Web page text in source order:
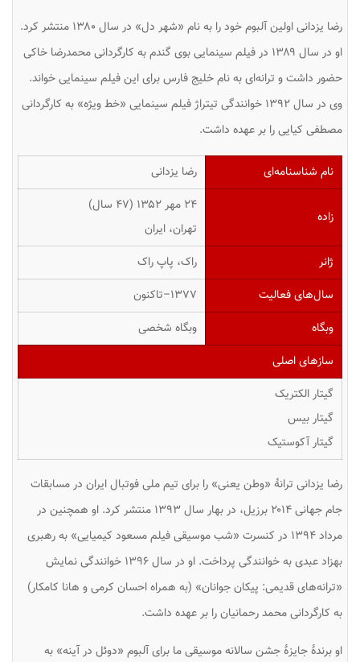
رضا یزدانی اولین آلبوم خود را به نام «شهر دل» در سال ۱۳۸۰ منتشر کرد.
او در سال ۱۳۸۹ در فیلم سینمایی بوی گندم به کارگردانی محمدرضا خاکی
حضور داشت و ترانه‌ای به نام خلیج فارس برای این فیلم سینمایی خواند.
وی در سال ۱۳۹۲ خوانندگی تیتراژ فیلم سینمایی «خط ویژه» به کارگردانی
مصطفی کیایی را بر عهده داشت.
نام شناسنامه‌ای رضا یزدانی
زاده
۲۴ مهر ۱۳۵۲ ‏(۴۷ سال)
تهران، ایران
ژانر
راک، پاپ راک
سال‌های فعالیت
۱۳۷۷–تاکنون
وبگاه
وبگاه شخصی
سازهای اصلی
گیتار الکتریک
گیتار بیس
گیتار آکوستیک
رضا یزدانی ترانهٔ «وطن یعنی» را برای تیم ملی فوتبال ایران در مسابقات
جام جهانی ۲۰۱۴ برزیل، در بهار سال ۱۳۹۳ منتشر کرد. او همچنین در
مرداد ۱۳۹۴ در کنسرت «شب موسیقی فیلم مسعود کیمیایی» به رهبری
بهزاد عبدی به خوانندگی پرداخت. او در سال ۱۳۹۶ خوانندگی نمایش
«ترانه‌های قدیمی: پیکان جوانان» (به همراه احسان کرمی و هانا کامکار)
به کارگردانی محمد رحمانیان را بر عهده داشت.
او برندهٔ جایزهٔ جشن سالانه موسیقی ما برای آلبوم «دوئل در آینه» به